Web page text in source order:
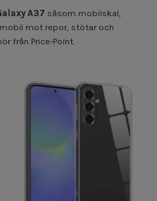
A37 såsom mobilskal,
mot repor, stötar och
från Price-Point.